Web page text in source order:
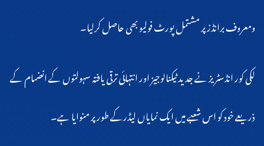
ومعروف برانڈزپر مشتمل پورٹ فولیو بھی حاصل کرلیا۔
لکی کور انڈسٹریز نے جدید ٹیکنالوجیز اور انتہائی ترقی یافتہ سہولتوں کے انضمام کے
ذریعے خود کو اس شعبے میں ایک نمایاں لیڈرکے طور پر منوایا ہے۔